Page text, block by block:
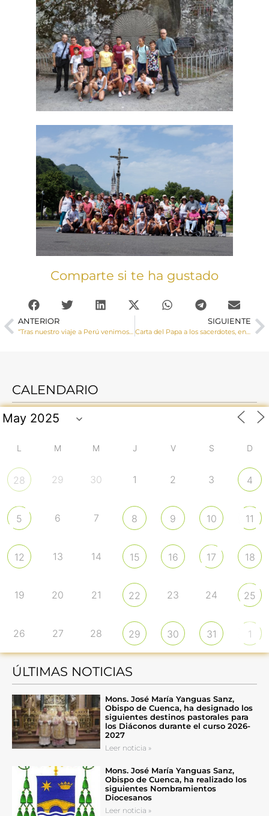
Comparte si te ha gustado
ANTERIOR
“Tras nuestro viaje a Perú venimos con el corazón un poco más grande”
SIGUIENTE
Carta del Papa a los sacerdotes, en el 160 aniversario de la muerte del Santo Cura de Ars
CALENDARIO
L M M J V S D
28 29 30 1 2 3 4
5 6 7 8 9 10 11
12 13 14 15 16 17 18
19 20 21 22 23 24 25
26 27 28 29 30 31 1
ÚLTIMAS NOTICIAS
Mons. José María Yanguas Sanz,
Obispo de Cuenca, ha designado los
siguientes destinos pastorales para
los Diáconos durante el curso 2026-
2027
Leer noticia »
Mons. José María Yanguas Sanz,
Obispo de Cuenca, ha realizado los
siguientes Nombramientos
Diocesanos
Leer noticia »